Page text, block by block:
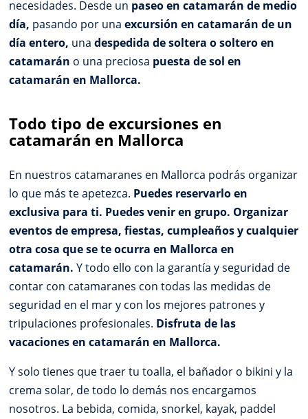
necesidades. Desde un paseo en catamarán de medio
día, pasando por una excursión en catamarán de un
día entero, unadespedida de soltera o soltero en
catamarán o una preciosa puesta de sol en
catamarán en Mallorca.
Todo tipo de excursiones en
catamarán en Mallorca
En nuestros catamaranes en Mallorca podrás organizar
lo que más te apetezca. Puedes reservarlo en
exclusiva para ti. Puedes venir en grupo. Organizar
eventos de empresa, fiestas, cumpleaños y cualquier
otra cosa que se te ocurra en Mallorca en
catamarán. Y todo ello con la garantía y seguridad de
contar con catamaranes con todas las medidas de
seguridad en el mar y con los mejores patrones y
tripulaciones profesionales. Disfruta de las
vacaciones en catamarán en Mallorca.
Y solo tienes que traer tu toalla, el bañador o bikini y la
crema solar, de todo lo demás nos encargamos
nosotros. La bebida, comida, snorkel, kayak, paddel